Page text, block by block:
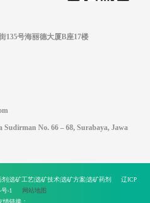
135号海丽德大厦B座17楼
Sudirman No. 66 – 68, Surabaya, Jawa
剂|选矿工艺|选矿技术|选矿方案|选矿药剂 辽ICP
号-1
网站地图
情链接：